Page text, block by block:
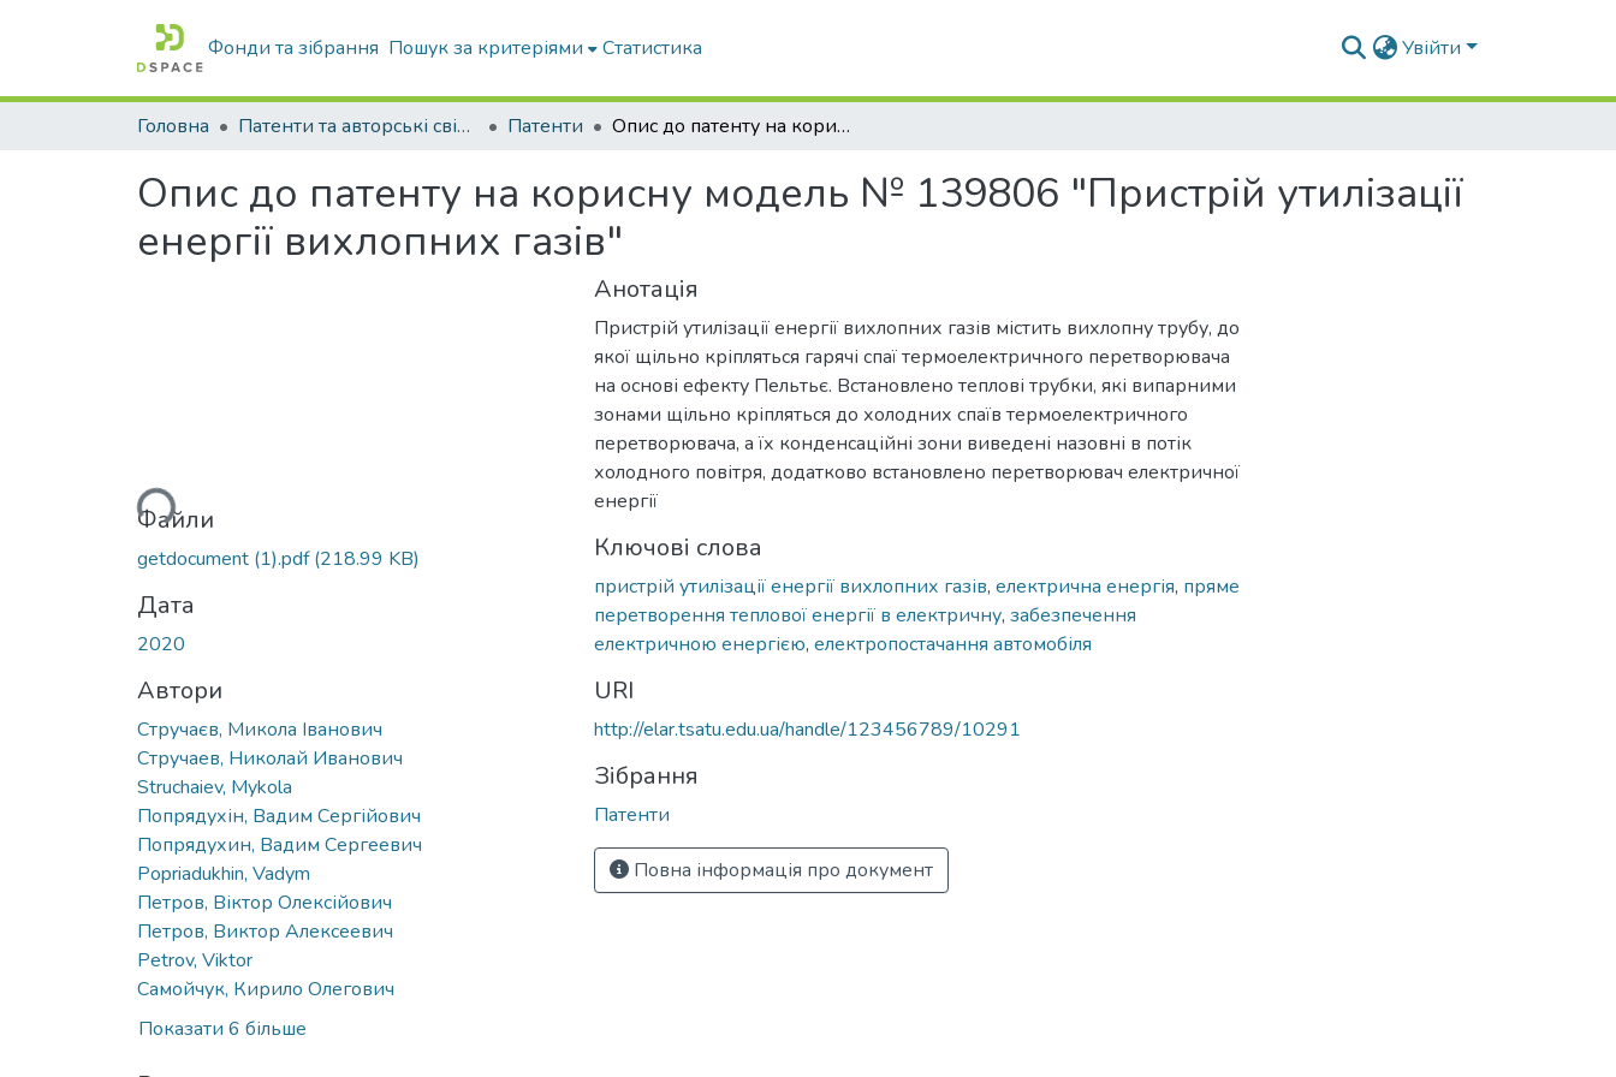
Фонди та зібрання Пошук за критеріями Статистика Увійти
Головна Патенти та авторські свідоцтва Патенти Опис до патенту на корисну модель № 139806 "Пристрій утилізації енергії вихлопних газів"
Опис до патенту на корисну модель № 139806 "Пристрій утилізації
енергії вихлопних газів"
Вантажиться...Файли
getdocument (1).pdf(218.99 KB)
Дата
2020
Автори
Стручаєв, Микола Іванович
Стручаев, Николай Иванович
Struchaiev, Mykola
Попрядухін, Вадим Сергійович
Попрядухин, Вадим Сергеевич
Popriadukhin, Vadym
Петров, Віктор Олексійович
Петров, Виктор Алексеевич
Petrov, Viktor
Самойчук, Кирило Олегович
Показати 6 більше
Анотація
Пристрій утилізації енергії вихлопних газів містить вихлопну трубу, до
якої щільно кріпляться гарячі спаї термоелектричного перетворювача
на основі ефекту Пельтьє. Встановлено теплові трубки, які випарними
зонами щільно кріпляться до холодних спаїв термоелектричного
перетворювача, а їх конденсаційні зони виведені назовні в потік
холодного повітря, додатково встановлено перетворювач електричної
енергії
Ключові слова
пристрій утилізації енергії вихлопних газів, електрична енергія, пряме
перетворення теплової енергії в електричну, забезпечення
електричною енергією, електропостачання автомобіля
URI
http://elar.tsatu.edu.ua/handle/123456789/10291
Зібрання
Патенти
Повна інформація про документ